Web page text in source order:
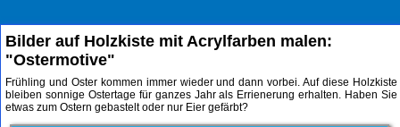
Bilder auf Holzkiste mit Acrylfarben malen:
"Ostermotive"
Frühling und Oster kommen immer wieder und dann vorbei. Auf diese Holzkiste
bleiben sonnige Ostertage für ganzes Jahr als Errienerung erhalten. Haben Sie
etwas zum Ostern gebastelt oder nur Eier gefärbt?